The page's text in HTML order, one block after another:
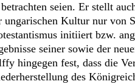
seien. Er stellt
ungarischen Kultur nur von
initiiert bzw.
seiner sowie der
hingegen fest, dass die
des